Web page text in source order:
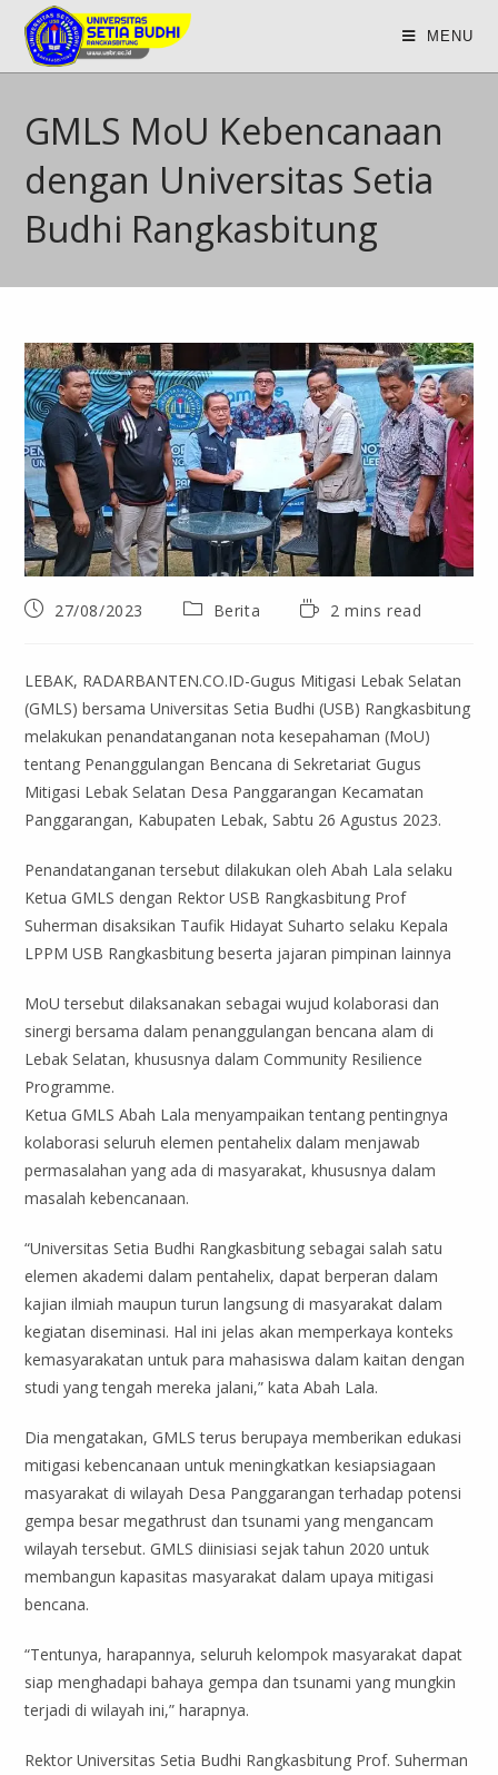
MENU
GMLS MoU Kebencanaan
dengan Universitas Setia
Budhi Rangkasbitung
27/08/2023 Berita 2 mins read
LEBAK, RADARBANTEN.CO.ID-Gugus Mitigasi Lebak Selatan
(GMLS) bersama Universitas Setia Budhi (USB) Rangkasbitung
melakukan penandatanganan nota kesepahaman (MoU)
tentang Penanggulangan Bencana di Sekretariat Gugus
Mitigasi Lebak Selatan Desa Panggarangan Kecamatan
Panggarangan, Kabupaten Lebak, Sabtu 26 Agustus 2023.
Penandatanganan tersebut dilakukan oleh Abah Lala selaku
Ketua GMLS dengan Rektor USB Rangkasbitung Prof
Suherman disaksikan Taufik Hidayat Suharto selaku Kepala
LPPM USB Rangkasbitung beserta jajaran pimpinan lainnya
MoU tersebut dilaksanakan sebagai wujud kolaborasi dan
sinergi bersama dalam penanggulangan bencana alam di
Lebak Selatan, khususnya dalam Community Resilience
Programme.
Ketua GMLS Abah Lala menyampaikan tentang pentingnya
kolaborasi seluruh elemen pentahelix dalam menjawab
permasalahan yang ada di masyarakat, khususnya dalam
masalah kebencanaan.
“Universitas Setia Budhi Rangkasbitung sebagai salah satu
elemen akademi dalam pentahelix, dapat berperan dalam
kajian ilmiah maupun turun langsung di masyarakat dalam
kegiatan diseminasi. Hal ini jelas akan memperkaya konteks
kemasyarakatan untuk para mahasiswa dalam kaitan dengan
studi yang tengah mereka jalani,” kata Abah Lala.
Dia mengatakan, GMLS terus berupaya memberikan edukasi
mitigasi kebencanaan untuk meningkatkan kesiapsiagaan
masyarakat di wilayah Desa Panggarangan terhadap potensi
gempa besar megathrust dan tsunami yang mengancam
wilayah tersebut. GMLS diinisiasi sejak tahun 2020 untuk
membangun kapasitas masyarakat dalam upaya mitigasi
bencana.
“Tentunya, harapannya, seluruh kelompok masyarakat dapat
siap menghadapi bahaya gempa dan tsunami yang mungkin
terjadi di wilayah ini,” harapnya.
Rektor Universitas Setia Budhi Rangkasbitung Prof. Suherman